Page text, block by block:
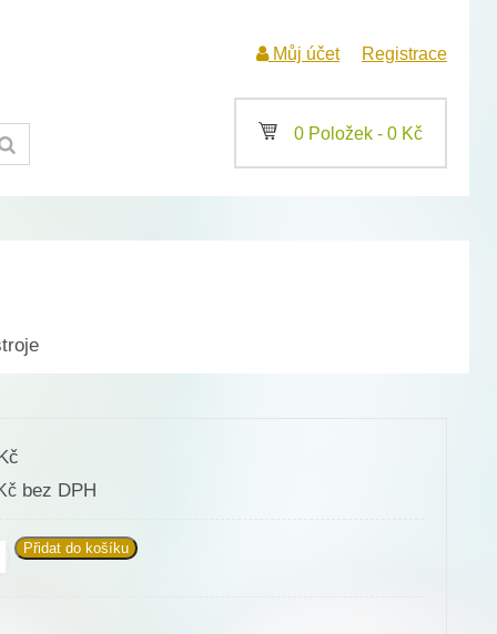
Můj účet Registrace
a 0 Položek - 0 Kč
bez DPH
Přidat do košíku